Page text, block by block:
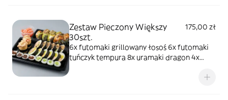
Zestaw Pieczony Większy
30szt.
175,00 zł
6x futomaki grillowany łosoś 6x futomaki
tuńczyk tempura 8x uramaki dragon 4x